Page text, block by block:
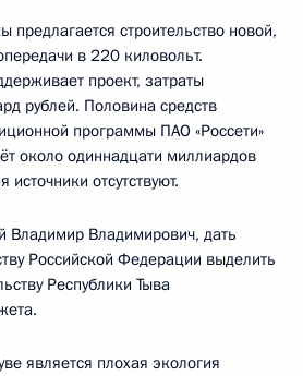
строительство новой,
в 220 киловольт.
проект, затраты
рублей. Половина средств
программы ПАО «Россети»
около одиннадцати миллиардов
источники отсутствуют.
Владимирович, дать
Российской Федерации выделить
Республики Тыва
является плохая экология